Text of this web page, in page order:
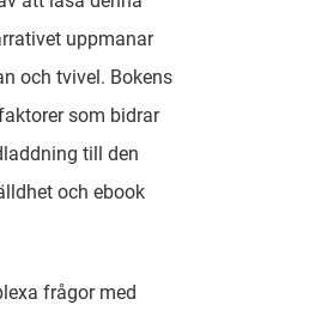
uppmanar
och tvivel. Bokens
som bidrar
till den
och ebook
frågor med